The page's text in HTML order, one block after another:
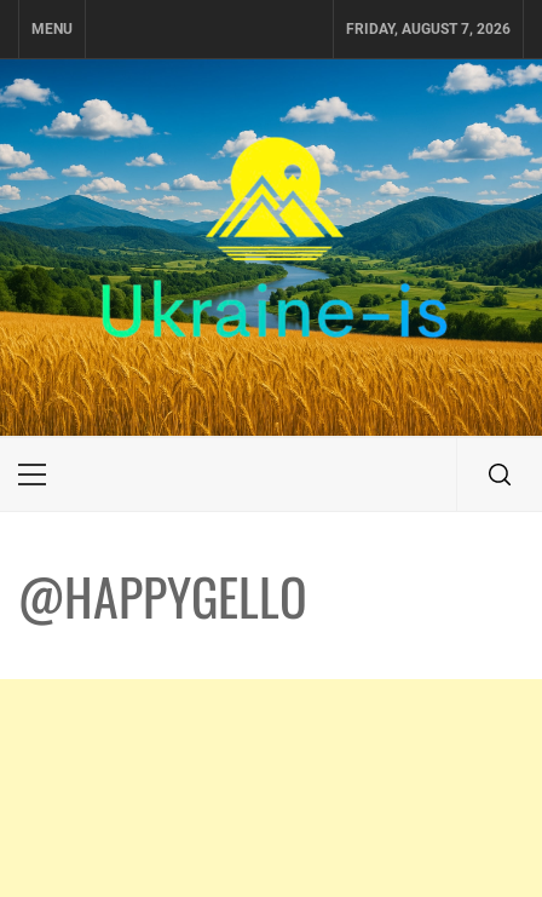
MENU FRIDAY, AUGUST 7, 2026
UKRAINE-IS
ПУТЕШЕСТВИЕ ПО УКРАИНЕ
Primary
@HAPPYGELLO